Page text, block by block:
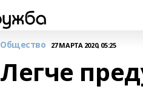
Общество 27 МАРТА 2020, 05:25
Легче